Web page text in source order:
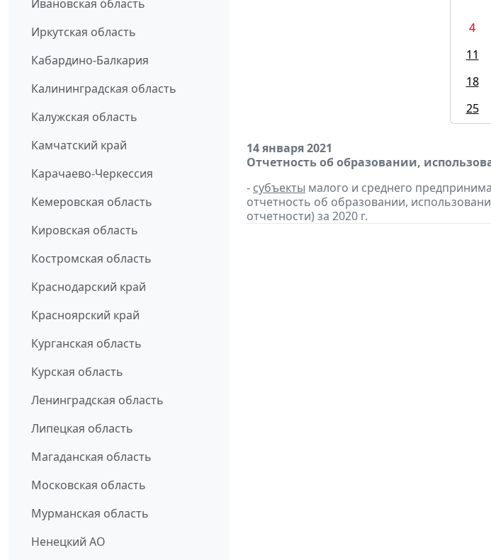
Ивановская область
Иркутская область
Кабардино-Балкария
Калининградская область
Калужская область
Камчатский край
Карачаево-Черкессия
Кемеровская область
Кировская область
Костромская область
Краснодарский край
Красноярский край
Курганская область
Курская область
Ленинградская область
Липецкая область
Магаданская область
Московская область
Мурманская область
Ненецкий АО
4
11
18
25
14 января 2021
Отчетность об образовании,
- субъекты малого и среднего
отчетность об образовании,
отчетности) за 2020 г.